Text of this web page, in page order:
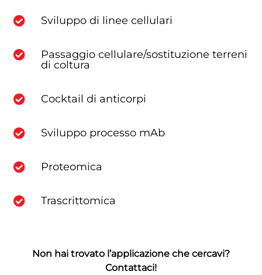
 Sviluppo di linee cellulari

Passaggio cellulare/sostituzione terreni
di coltura
 Cocktail di anticorpi
 Sviluppo processo mAb
 Proteomica
 Trascrittomica
Non hai trovato l’applicazione che cercavi?
Contattaci!